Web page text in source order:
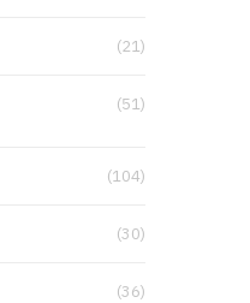
(21)
(51)
(104)
(30)
(36)